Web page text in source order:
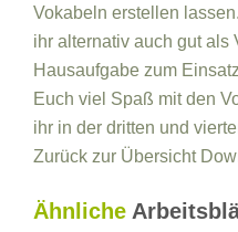
Vokabeln erstellen
ihr alternativ auch gut als
Hausaufgabe zum
Euch viel Spaß mit den
ihr in der dritten und
Zurück zur Übersicht
Ähnliche